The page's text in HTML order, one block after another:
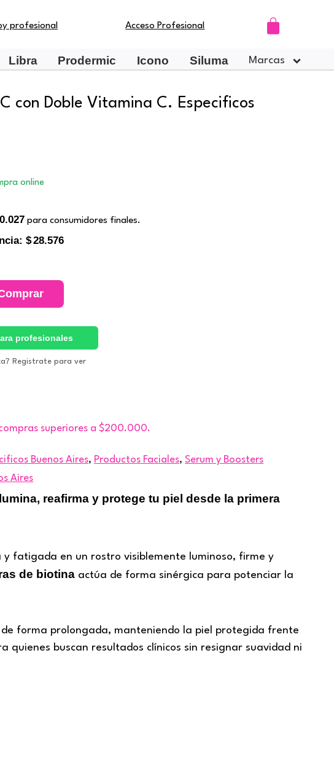
profesional Acceso Profesional Carrito
Libra Prodermic Icono Siluma Marcas
con Doble Vitamina C. Especificos
online
para consumidores finales.
$28.576
profesionales
Registrate para ver
superiores a $200.000.
Buenos Aires, Productos Faciales,Serum y Boosters
Aires
reafirma y protege tu piel desde la primera
fatigada en un rostro visiblemente luminoso, firme y
de biotina actúa de forma sinérgica para potenciar la
forma prolongada, manteniendo la piel protegida frente
buscan resultados clínicos sin resignar suavidad ni